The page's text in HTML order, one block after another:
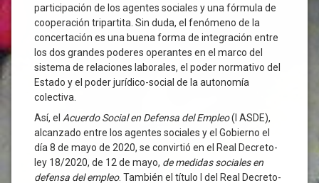
participación de los agentes sociales y una fórmula de
cooperación tripartita. Sin duda, el fenómeno de la
concertación es una buena forma de integración entre
los dos grandes poderes operantes en el marco del
sistema de relaciones laborales, el poder normativo del
Estado y el poder jurídico-social de la autonomía
colectiva.
Así, el Acuerdo Social en Defensa del Empleo(I ASDE),
alcanzado entre los agentes sociales y el Gobierno el
día 8 de mayo de 2020, se convirtió en el Real Decreto-
ley 18/2020, de 12 de mayo, de medidas sociales en
defensa del empleo. También el título I del Real Decreto-